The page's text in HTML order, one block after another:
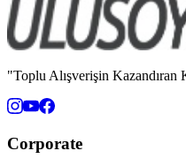
"Toplu Alışverişin Kazandıran
Corporate